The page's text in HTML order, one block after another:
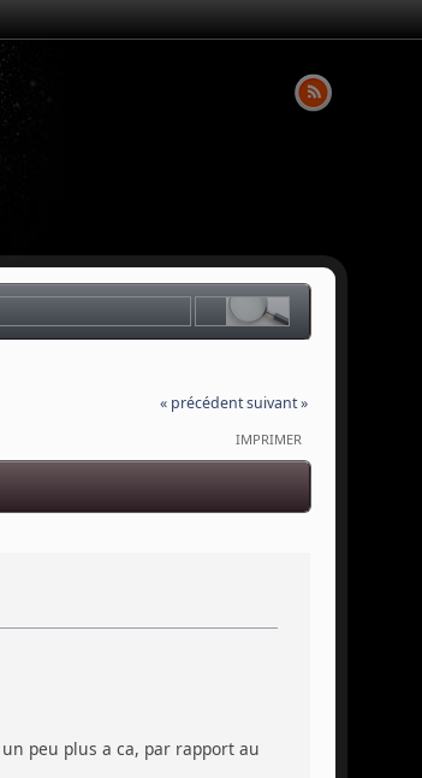
« précédentsuivant »
IMPRIMER
peu plus a ca, par rapport au